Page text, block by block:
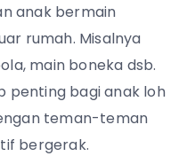
anak bermain
rumah. Misalnya
main boneka dsb.
penting bagi anak loh
teman-teman
bergerak.